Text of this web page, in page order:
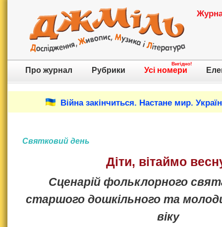
Про журнал Рубрики Усі номери
Вигідно!
Війна закінчиться. Настане мир.
Святковий день
Діти, вітаймо
Сценарій фольклорного
старшого дошкільного та
віку